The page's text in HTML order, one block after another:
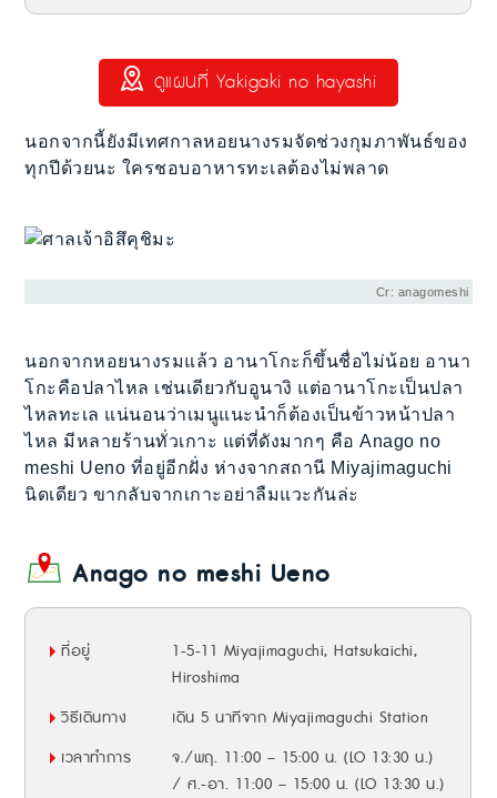
ดูแผนที่ Yakigaki no hayashi
นอกจากนี้ยังมีเทศกาลหอยนางรมจัดช่วงกุมภาพันธ์ของ
ทุกปีด้วยนะ ใครชอบอาหารทะเลต้องไม่พลาด
Cr: anagomeshi
นอกจากหอยนางรมแล้ว อานาโกะก็ขึ้นชื่อไม่น้อย อานา
โกะคือปลาไหล เช่นเดียวกับอูนางิ แต่อานาโกะเป็นปลา
ไหลทะเล แน่นอนว่าเมนูแนะนำก็ต้องเป็นข้าวหน้าปลา
ไหล มีหลายร้านทั่วเกาะ แต่ที่ดังมากๆ คือ Anago no
meshi Ueno ที่อยู่อีกฝั่ง ห่างจากสถานี Miyajimaguchi
นิดเดียว ขากลับจากเกาะอย่าลืมแวะกันล่ะ
Anago no meshi Ueno
ที่อยู่
1-5-11 Miyajimaguchi, Hatsukaichi,
Hiroshima
วิธีเดินทาง
เดิน 5 นาทีจาก Miyajimaguchi Station
เวลาทำการ
จ./พฤ. 11:00 – 15:00 น. (LO 13:30 น.)
/ ศ.-อา. 11:00 – 15:00 น. (LO 13:30 น.)